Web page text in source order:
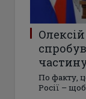
По факту,
Росії –